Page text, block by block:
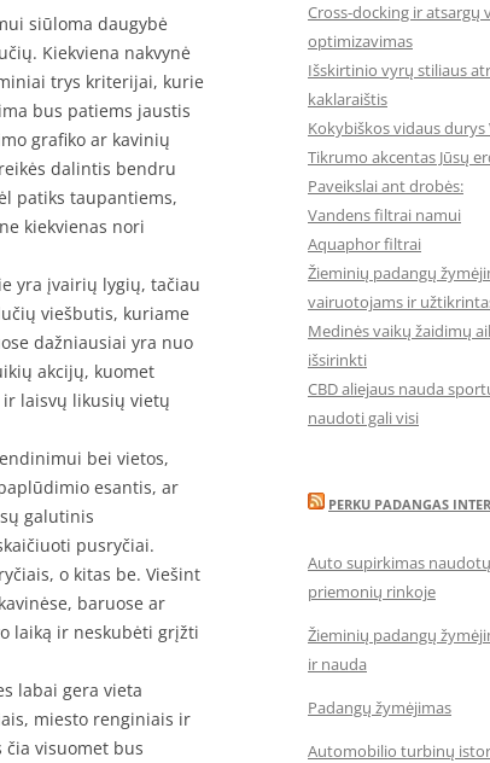
siūloma daugybė
Kiekviena nakvynė
trys kriterijai, kurie
bus patiems jaustis
grafiko ar kavinių
dalintis bendru
patiks taupantiems,
kiekvienas nori
yra įvairių lygių, tačiau
viešbutis, kuriame
dažniausiai yra nuo
akcijų, kuomet
laisvų likusių vietų
bei vietos,
esantis, ar
galutinis
pusryčiai.
o kitas be. Viešint
baruose ar
laiką ir neskubėti grįžti
labai gera vieta
miesto renginiais ir
čia visuomet bus
Cross-docking ir atsargų
optimizavimas
Išskirtinio vyrų stiliaus
kaklaraištis
Kokybiškos vidaus durys
Tikrumo akcentas Jūsų
Paveikslai ant drobės:
Vandens filtrai namui
Aquaphor filtrai
Žieminių padangų
vairuotojams ir
Medinės vaikų žaidimų
išsirinkti
CBD aliejaus nauda
naudoti gali visi
PERKU PADANGAS
Auto supirkimas
priemonių rinkoje
Žieminių padangų
ir nauda
Padangų žymėjimas
Automobilio turbinų